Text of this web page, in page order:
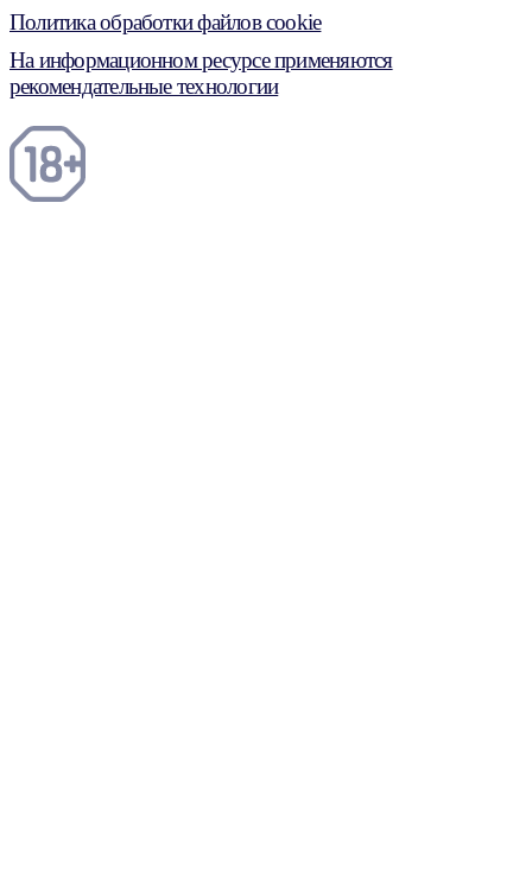
Политика обработки файлов cookie
На информационном ресурсе применяются
рекомендательные технологии